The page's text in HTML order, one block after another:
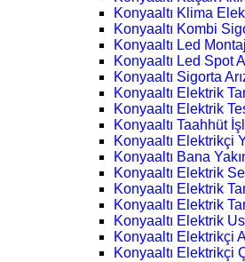
Konyaaltı Klima
Konyaaltı Kombi
Konyaaltı Led
Konyaaltı Led Spot
Konyaaltı Sigorta
Konyaaltı Elektrik
Konyaaltı Elektrik
Konyaaltı Taahhüt
Konyaaltı Elektrikçi
Konyaaltı Bana
Konyaaltı Elektrik
Konyaaltı Elektrik
Konyaaltı Elektrik
Konyaaltı Elektrik
Konyaaltı Elektrikçi
Konyaaltı Elektrikçi